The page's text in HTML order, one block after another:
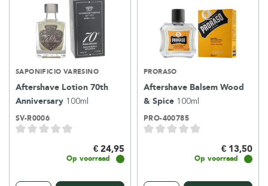
SAPONIFICIO VARESINO
Aftershave Lotion 70th
Anniversary 100ml
SV-R0006
€ 24,95
Op voorraad
PRORASO
Aftershave Balsem Wood
& Spice 100ml
PRO-400785
€ 13,50
Op voorraad